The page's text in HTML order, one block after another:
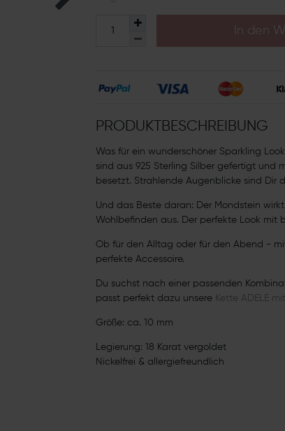
In den
PRODUKTBESCHREIBUNG
Was für ein wunderschöner Sparkling
sind aus 925 Sterling Silber gefertigt und
besetzt. Strahlende Augenblicke sind Dir
Und das Beste daran: Der Mondstein
Wohlbefinden aus. Der perfekte Look mit
Ob für den Alltag oder für den Abend -
perfekte Accessoire.
Du suchst nach einer passenden
passt perfekt dazu unsere
Kette ADELE
Größe: ca. 10 mm
Legierung: 18 Karat vergoldet
Nickelfrei & allergiefreundlich